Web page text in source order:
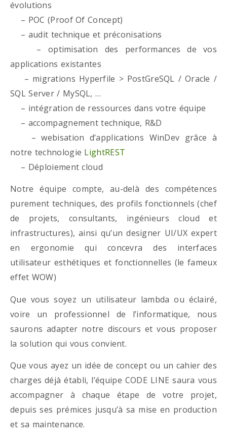
évolutions
– POC (Proof Of Concept)
– audit technique et préconisations
– optimisation des performances de vos
applications existantes
– migrations Hyperfile > PostGreSQL / Oracle /
SQL Server / MySQL, …
– intégration de ressources dans votre équipe
– accompagnement technique, R&D
– webisation d’applications WinDev grâce à
notre technologie LightREST
– Déploiement cloud
Notre équipe compte, au-delà des compétences
purement techniques, des profils fonctionnels (chef
de projets, consultants, ingénieurs cloud et
infrastructures), ainsi qu’un designer UI/UX expert
en ergonomie qui concevra des interfaces
utilisateur esthétiques et fonctionnelles (le fameux
effet WOW)
Que vous soyez un utilisateur lambda ou éclairé,
voire un professionnel de l’informatique, nous
saurons adapter notre discours et vous proposer
la solution qui vous convient.
Que vous ayez un idée de concept ou un cahier des
charges déjà établi, l’équipe CODE LINE saura vous
accompagner à chaque étape de votre projet,
depuis ses prémices jusqu’à sa mise en production
et sa maintenance.